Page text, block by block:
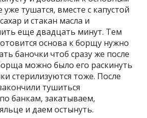
тушатся, вместе с капустой
и стакан масла и
еще двадцать минут. Тем
основа к борщу нужно
баночки чтоб сразу же после
можно было его раскинуть
стерилизуются тоже. После
тушиться
банкам, закатываем,
и даем остынуть.